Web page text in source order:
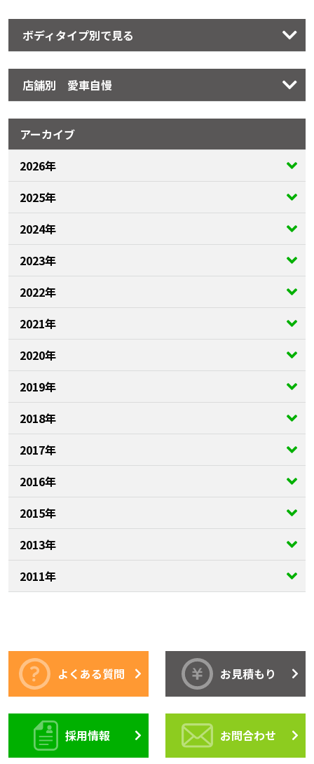
ボディタイプ別で見る
店舗別 愛車自慢
アーカイブ
2026年
2025年
2024年
2023年
2022年
2021年
2020年
2019年
2018年
2017年
2016年
2015年
2013年
2011年
よくある質問 お見積もり
採用情報 お問合わせ